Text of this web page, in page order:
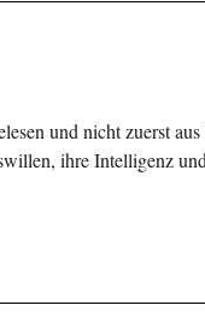
und nicht zuerst
ihre Intelligenz